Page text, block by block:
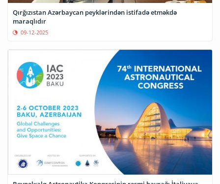
Qırğızıstan Azərbaycan peyklərindən istifadə etməkdə
maraqlıdır
09-12-2025